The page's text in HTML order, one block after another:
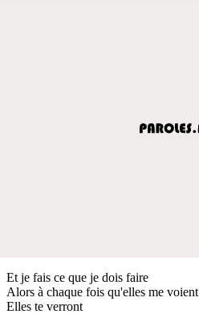
Et je fais ce que je dois faire
Alors à chaque fois qu'elles me voient
Elles te verront